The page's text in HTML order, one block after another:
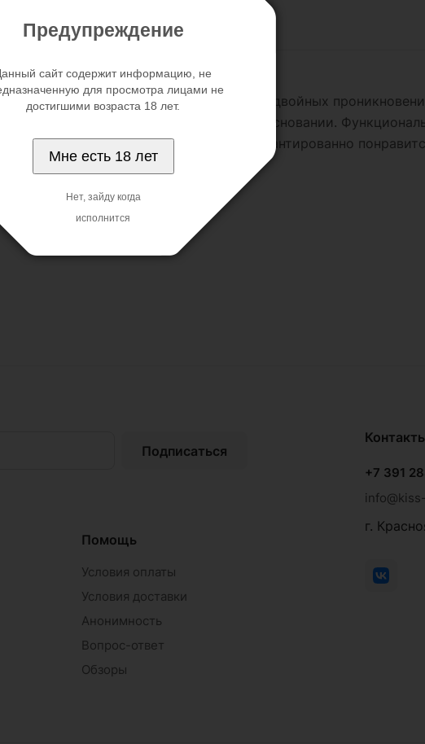
отлично подойдет для ценительниц двойных
которые совмещены между собой в основании.
до оргазма. Такой вибратор гарантированно
отростка – 2 см
Подписаться
Помощь
Условия оплаты
Условия доставки
Анонимность
Вопрос-ответ
Обзоры
+7 391
г.
Предупреждение
сайт содержит информацию, не
для просмотра лицами не
достигшими возраста 18 лет.
Мне есть 18 лет
Нет, зайду когда
исполнится